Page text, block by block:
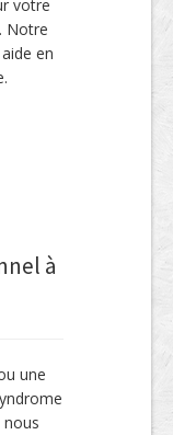
votre
Notre
en
à
une
nous